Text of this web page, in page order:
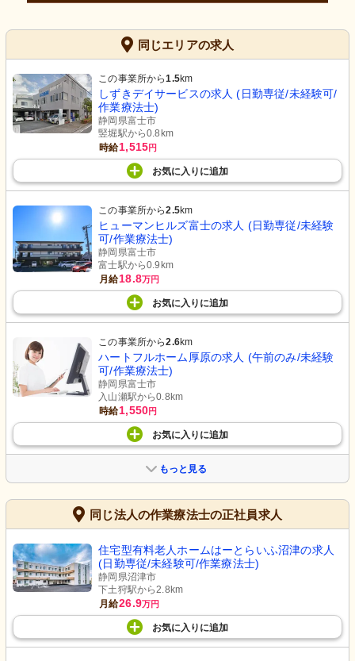
同じエリアの求人
この事業所から1.5km
しずきデイサービスの求人 (日勤専従/未経験可/
作業療法士)
静岡県富士市
竪堀駅から0.8km
時給1,515円
お気に入り に追加
この事業所から2.5km
ヒューマンヒルズ富士の求人 (日勤専従/未経験
可/作業療法士)
静岡県富士市
富士駅から0.9km
月給18.8万円
お気に入り に追加
この事業所から2.6km
ハートフルホーム厚原の求人 (午前のみ/未経験
可/作業療法士)
静岡県富士市
入山瀬駅から0.8km
時給1,550円
お気に入り に追加
もっと見る
同じ法人の作業療法士の正社員求人
住宅型有料老人ホームはーとらいふ沼津の求人
(日勤専従/未経験可/作業療法士)
静岡県沼津市
下土狩駅から2.8km
月給26.9万円
お気に入り に追加